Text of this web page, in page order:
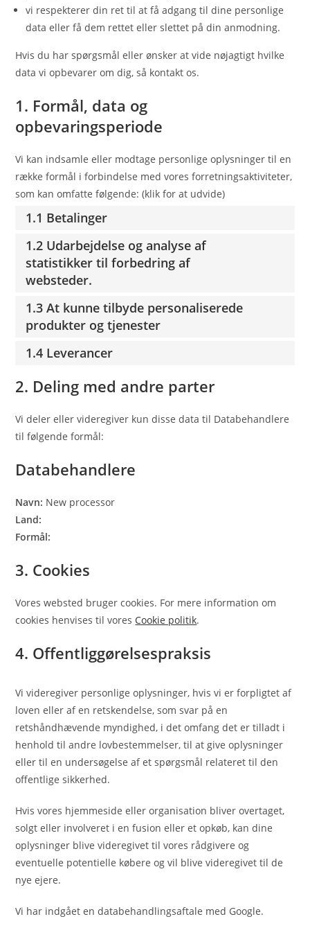
vi respekterer din ret til at få adgang til dine personlige
data eller få dem rettet eller slettet på din anmodning.
Hvis du har spørgsmål eller ønsker at vide nøjagtigt hvilke
data vi opbevarer om dig, så kontakt os.
1. Formål, data og
opbevaringsperiode
Vi kan indsamle eller modtage personlige oplysninger til en
række formål i forbindelse med vores forretningsaktiviteter,
som kan omfatte følgende: (klik for at udvide)
1.1 Betalinger
1.2 Udarbejdelse og analyse af
statistikker til forbedring af
websteder.
1.3 At kunne tilbyde personaliserede
produkter og tjenester
1.4 Leverancer
2. Deling med andre parter
Vi deler eller videregiver kun disse data til Databehandlere
til følgende formål:
Databehandlere
Navn: New processor
Land:
Formål:
3. Cookies
Vores websted bruger cookies. For mere information om
cookies henvises til vores Cookie politik.
4. Offentliggørelsespraksis
Vi videregiver personlige oplysninger, hvis vi er forpligtet af
loven eller af en retskendelse, som svar på en
retshåndhævende myndighed, i det omfang det er tilladt i
henhold til andre lovbestemmelser, til at give oplysninger
eller til en undersøgelse af et spørgsmål relateret til den
offentlige sikkerhed.
Hvis vores hjemmeside eller organisation bliver overtaget,
solgt eller involveret i en fusion eller et opkøb, kan dine
oplysninger blive videregivet til vores rådgivere og
eventuelle potentielle købere og vil blive videregivet til de
nye ejere.
Vi har indgået en databehandlingsaftale med Google.